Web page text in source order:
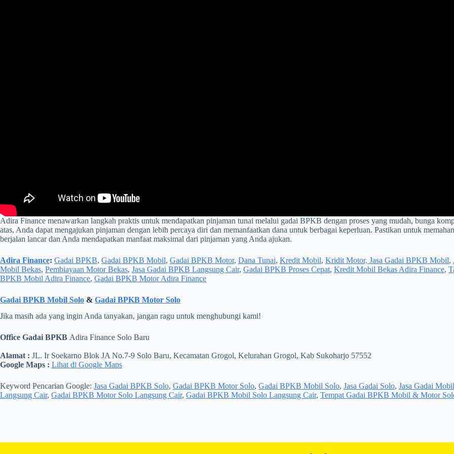
Adira Finance menawarkan langkah praktis untuk mendapatkan pinjaman tunai melalui gadai BPKB dengan proses yang mudah, bunga
atas, Anda dapat mengajukan pinjaman dengan lebih percaya diri dan memanfaatkan dana untuk berbagai keperluan. Pastikan untuk
berjalan lancar dan Anda mendapatkan manfaat maksimal dari pinjaman yang Anda ajukan.
Adira Finance: Gadai BPKB, Gadai BPKB Mobil, Gadai BPKB Motor, Dana Tunai, Kredit Mobil, Kridit Motor, Jasa Gadai BPKB Mobil,
Mobil Bekas, Pembiayaan Motor Bekas, Jasa Gadai BPKB Langsung Cair, Gadai BPKB Proses Cepat, Kredit Mobil Bekas Adira Finance,
BPKB Mobil Adira Finance, Gadai BPKB Motor Adira Finance
Gadai BPKB Mobil Solo & Gadai BPKB Motor Solo
Jika masih ada yang ingin Anda tanyakan, jangan ragu untuk menghubungi kami!
Office Gadai BPKB Adira Finance Solo Baru
Alamat : JL. Ir Soekarno Blok JA No.7-9 Solo Baru, Kecamatan Grogol, Kelurahan Grogol, Kab Sukoharjo 57552
Google Maps : Lihat di Google Maps
Keyword Pencarian Google: Jasa Gadai BPKB Solo, Gadai BPKB Motor Solo, Gadai BPKB Mobil Solo, Jasa Gadai Solo, Jasa Gadai
Langsung Cair, Gadai BPKB Motor Solo Langsung Cair, Gadai BPKB Mobil Solo Langsung Cair, Tempat Gadai BPKB Mobil & Motor